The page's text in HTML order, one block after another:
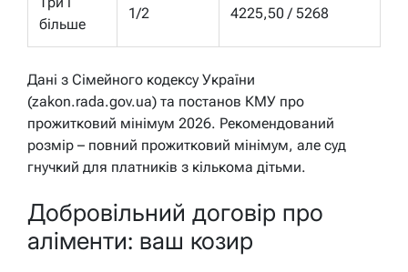
більше
1/2 4225,50 / 5268
Дані з Сімейного кодексу України
(zakon.rada.gov.ua) та постанов КМУ про
прожитковий мінімум 2026. Рекомендований
розмір – повний прожитковий мінімум, але суд
гнучкий для платників з кількома дітьми.
Добровільний договір про
аліменти: ваш козир